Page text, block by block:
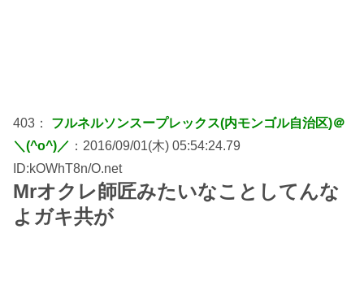
403： フルネルソンスープレックス(内モンゴル自治区)＠
＼(^o^)／ ：2016/09/01(木) 05:54:24.79
ID:kOWhT8n/O.net
Mrオクレ師匠みたいなことしてんな
よガキ共が